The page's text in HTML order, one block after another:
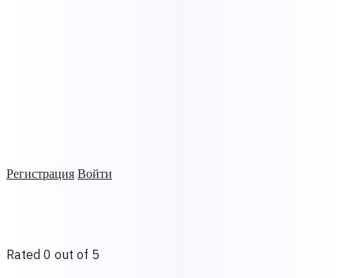
Регистрация Войти
Rated 0 out of 5